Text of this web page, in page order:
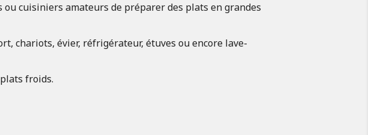
cuisiniers amateurs de préparer des plats en grandes
chariots, évier, réfrigérateur, étuves ou encore lave-
froids.